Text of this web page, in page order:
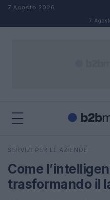
Salta al contenuto
7 Agosto 2026
7
Cerca
SERVIZI PER LE AZIENDE
Come
trasformando il